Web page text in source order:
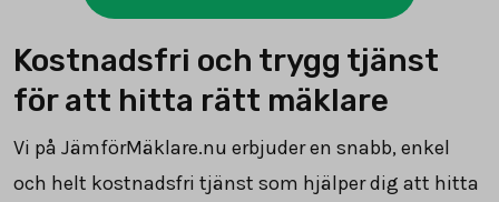
Kostnadsfri och trygg tjänst
för att hitta rätt mäklare
Vi på JämförMäklare.nu erbjuder en snabb, enkel
och helt kostnadsfri tjänst som hjälper dig att hitta